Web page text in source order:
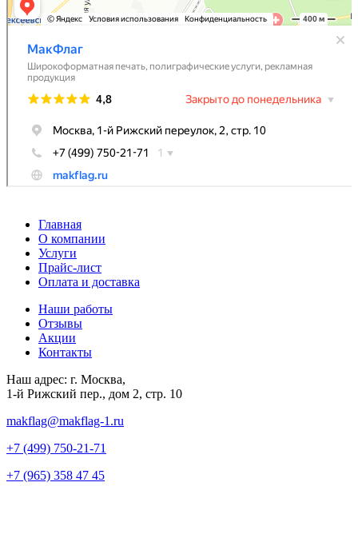
Главная
О компании
Услуги
Прайс-лист
Оплата и доставка
Наши работы
Отзывы
Акции
Контакты
Наш адрес: г. Москва,
1-й Рижский пер., дом 2, стр. 10
makflag@makflag-1.ru
+7 (499) 750-21-71
+7 (965) 358 47 45